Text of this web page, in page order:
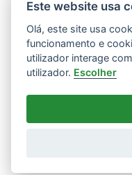
Este website usa
Olá, este site usa
funcionamento e
utilizador interage
utilizador. Escolher